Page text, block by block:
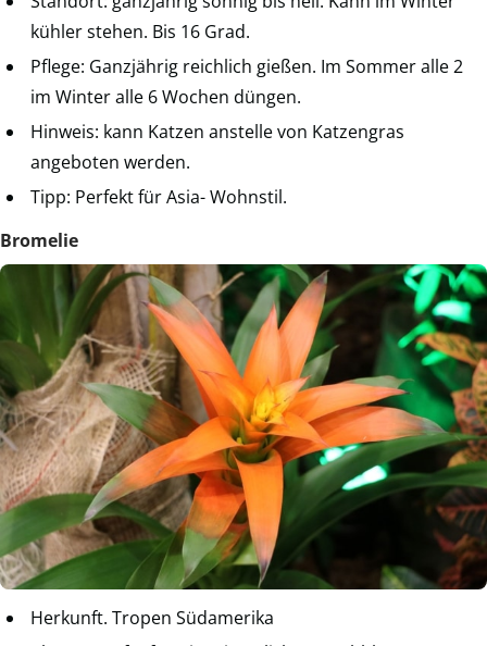
kühler stehen. Bis 16 Grad.
Pflege: Ganzjährig reichlich gießen. Im Sommer alle 2
im Winter alle 6 Wochen düngen.
Hinweis: kann Katzen anstelle von Katzengras
angeboten werden.
Tipp: Perfekt für Asia- Wohnstil.
Bromelie
Herkunft. Tropen Südamerika